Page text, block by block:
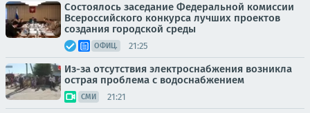
Состоялось заседание Федеральной комиссии
Всероссийского конкурса лучших проектов
создания городской среды
ОФИЦ. 21:25
Из-за отсутствия электроснабжения возникла
острая проблема с водоснабжением
СМИ 21:21